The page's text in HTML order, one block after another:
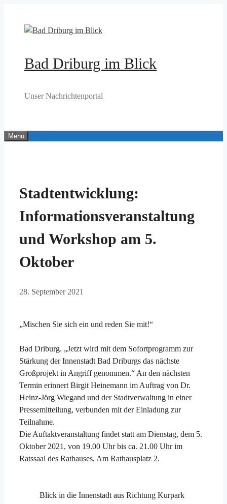
springen
Bad Driburg im Blick
Unser Nachrichtenportal
Menü
Stadtentwicklung:
Informationsveranstaltung
und Workshop am 5.
Oktober
28. September 2021
„Mischen Sie sich ein und reden Sie mit!“
Bad Driburg. „Jetzt wird mit dem Sofortprogramm zur
Stärkung der Innenstadt Bad Driburgs das nächste
Großprojekt in Angriff genommen.“ An den nächsten
Termin erinnert Birgit Heinemann im Auftrag von Dr.
Heinz-Jörg Wiegand und der Stadtverwaltung in einer
Pressemitteilung, verbunden mit der Einladung zur
Teilnahme.
Die Auftaktveranstaltung findet statt am Dienstag, dem 5.
Oktober 2021, von 19.00 Uhr bis ca. 21.00 Uhr im
Ratssaal des Rathauses, Am Rathausplatz 2.
Blick in die Innenstadt aus Richtung Kurpark